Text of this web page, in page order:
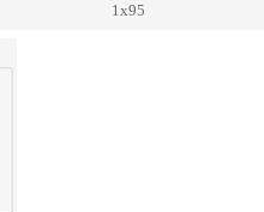
1х95